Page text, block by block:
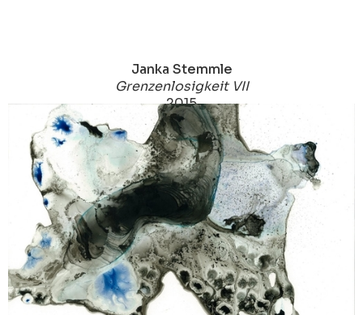
Janka Stemmle
Grenzenlosigkeit VII
2015